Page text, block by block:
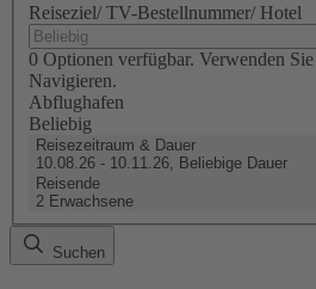
Reiseziel/ TV-Bestellnummer/ Hotel
0 Optionen verfügbar. Verwenden
Navigieren.
Abflughafen
Beliebig
Reisezeitraum & Dauer
10.08.26 - 10.11.26, Beliebige Dauer
Reisende
2 Erwachsene
Suchen